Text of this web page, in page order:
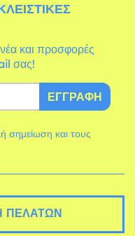
και προσφορές
σας!
ΕΓΓΡΑΦΉ
σημείωση και τους
ΠΕΛΑΤΏΝ